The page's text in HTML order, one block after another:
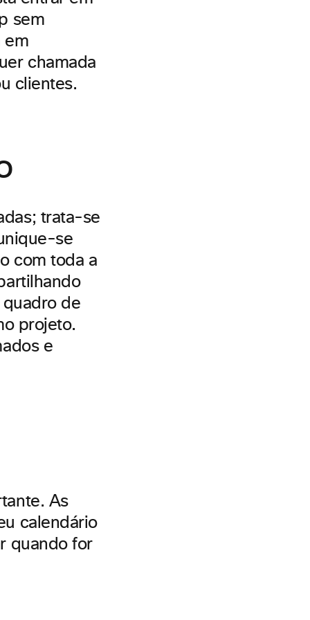
sem
em
chamada
clientes.
trata-se
se
com toda a
de
projeto.
e
As
calendário
quando for